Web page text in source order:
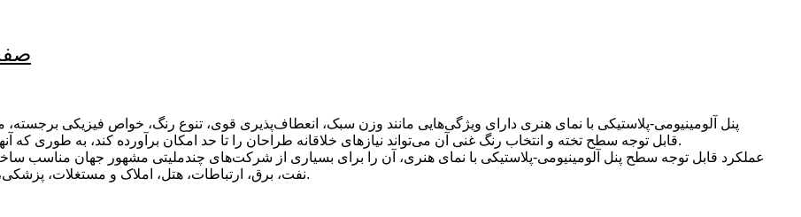
پنل آلومینیومی-پلاستیکی با نمای هنری دارای ویژگی‌هایی مانند وزن سبک، انعطاف‌پذیری قوی، تنوع رنگ، خواص فیزیکی
قابل توجه سطح تخته و انتخاب رنگ غنی آن می‌تواند نیازهای خلاقانه طراحان را تا حد امکان برآورده کند، به طوری که آنها می‌توانند ایده‌های خارق‌العاده خود را به بهترین شکل اجرا کنند.
عملکرد قابل توجه سطح پنل آلومینیومی-پلاستیکی با نمای هنری، آن را برای بسیاری از شرکت‌های چندملیتی مشهور جهان مناسب
نفت، برق، ارتباطات، هتل، املاک و مستغلات، پزشکی، الکترونیک و غیره بسیار مورد تحسین و توجه قرار گرفته است.